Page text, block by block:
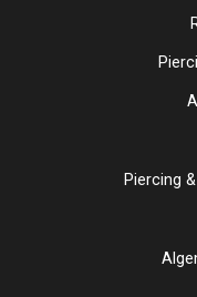
Piercing